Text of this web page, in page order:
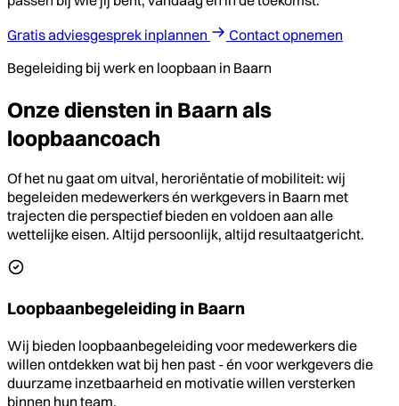
Gratis adviesgesprek inplannen
Contact opnemen
Begeleiding bij werk en loopbaan in Baarn
Onze diensten in Baarn als
loopbaancoach
Of het nu gaat om uitval, heroriëntatie of mobiliteit: wij
begeleiden medewerkers én werkgevers in Baarn met
trajecten die perspectief bieden en voldoen aan alle
wettelijke eisen. Altijd persoonlijk, altijd resultaatgericht.
Loopbaanbegeleiding in Baarn
Wij bieden loopbaanbegeleiding voor medewerkers die
willen ontdekken wat bij hen past - én voor werkgevers die
duurzame inzetbaarheid en motivatie willen versterken
binnen hun team.